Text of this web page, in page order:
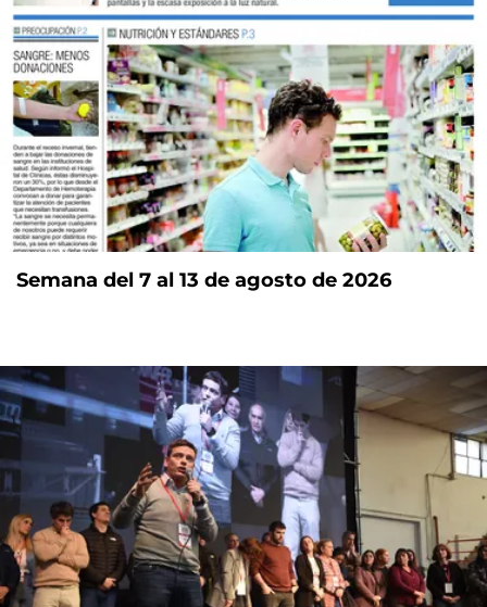
Semana del 7 al 13 de agosto de 2026